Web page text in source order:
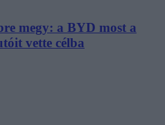
megy: a BYD most a
vette célba